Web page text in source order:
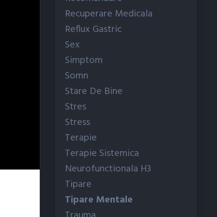
Recuperare Medicala
Reflux Gastric
Sex
Simptom
Somn
Stare De Bine
Stres
Stress
Terapie
Terapie Sistemica
Neurofunctionala H3
Tipare
Tipare Mentale